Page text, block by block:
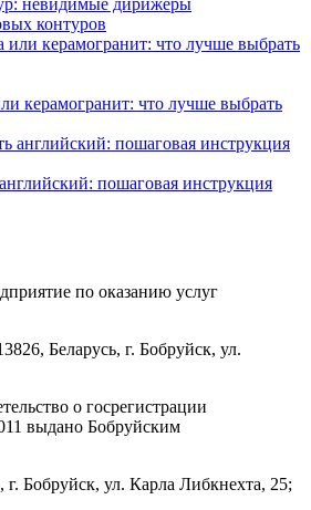
контуров
керамогранит: что лучше выбрать
пошаговая инструкция
по оказанию услуг
Беларусь, г. Бобруйск, ул.
о госрегистрации
выдано Бобруйским
г. Бобруйск, ул. Карла Либкнехта, 25;